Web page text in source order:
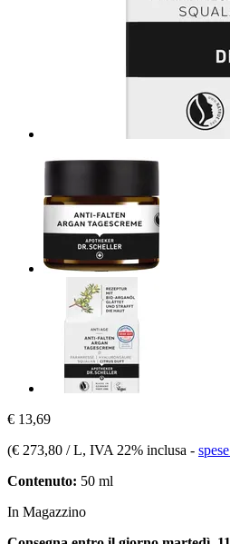
€ 13,69
(€ 273,80 / L, IVA 22% inclusa -
Contenuto: 50 ml
In Magazzino